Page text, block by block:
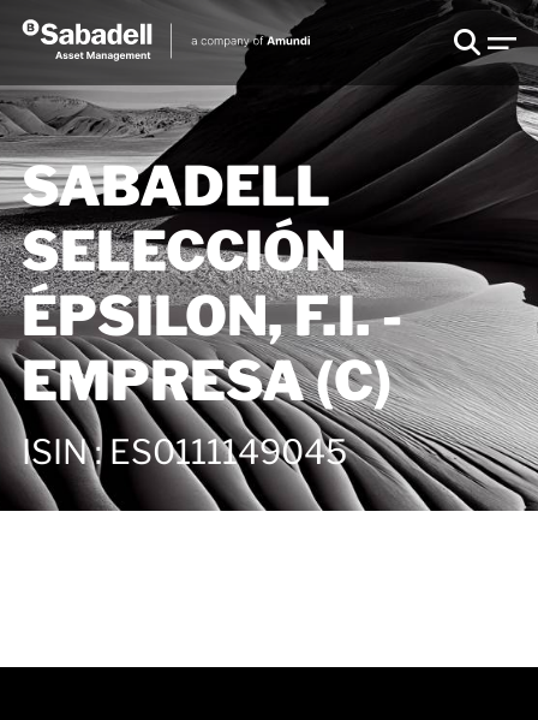
SABADELL
SELECCIÓN
ÉPSILON, F.I. -
EMPRESA (C)
ISIN: ES0111149045